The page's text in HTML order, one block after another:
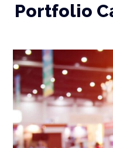
Portfolio